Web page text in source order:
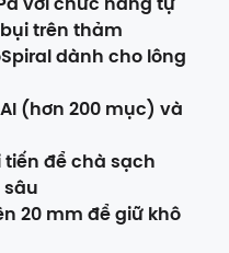
trên thảm
dành cho lông
(hơn 200 mục) và
tiến để chà sạch
20 mm để giữ khô